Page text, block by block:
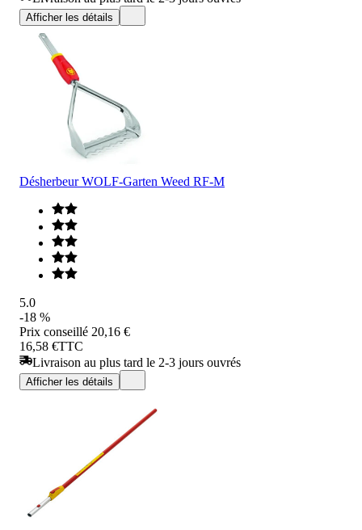
Afficher les détails
Désherbeur WOLF-Garten Weed RF-M
5.0
-18 %
Prix conseillé 20,16 €
16,58 €TTC
Livraison au plus tard le 2-3 jours ouvrés
Afficher les détails